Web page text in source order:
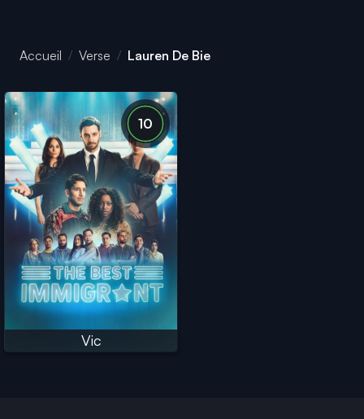
Accueil Verse Lauren De Bie
10
Vic